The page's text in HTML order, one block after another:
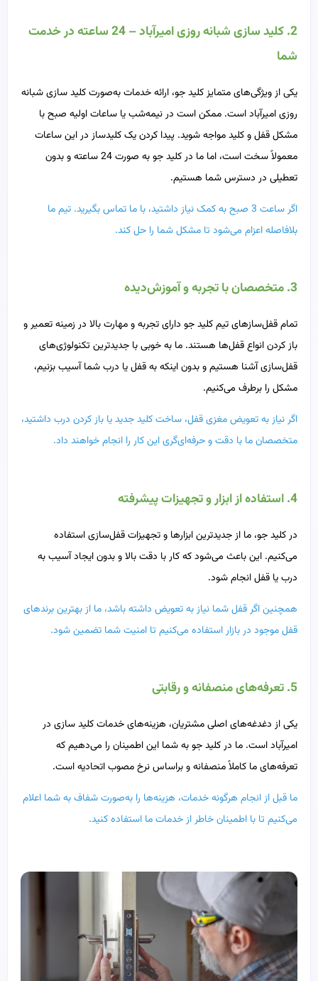
2. کلید سازی شبانه‌ روزی امیرآباد – 24 ساعته در خدمت
شما
یکی از ویژگی‌های متمایز کلید جو، ارائه خدمات به‌صورت کلید سازی شبانه‌
روزی امیرآباد است. ممکن است در نیمه‌شب یا ساعات اولیه صبح با
مشکل قفل و کلید مواجه شوید. پیدا کردن یک کلیدساز در این ساعات
معمولاً سخت است، اما ما در کلید جو به صورت 24 ساعته و بدون
تعطیلی در دسترس شما هستیم.
اگر ساعت 3 صبح به کمک نیاز داشتید، با ما تماس بگیرید. تیم ما
بلافاصله اعزام می‌شود تا مشکل شما را حل کند.
3. متخصصان با تجربه و آموزش‌دیده
تمام قفل‌سازهای تیم کلید جو دارای تجربه و مهارت بالا در زمینه تعمیر و
باز کردن انواع قفل‌ها هستند. ما به خوبی با جدیدترین تکنولوژی‌های
قفل‌سازی آشنا هستیم و بدون اینکه به قفل یا درب شما آسیب بزنیم،
مشکل را برطرف می‌کنیم.
اگر نیاز به تعویض مغزی قفل، ساخت کلید جدید یا باز کردن درب داشتید،
متخصصان ما با دقت و حرفه‌ای‌گری این کار را انجام خواهند داد.
4. استفاده از ابزار و تجهیزات پیشرفته
در کلید جو، ما از جدیدترین ابزارها و تجهیزات قفل‌سازی استفاده
می‌کنیم. این باعث می‌شود که کار با دقت بالا و بدون ایجاد آسیب به
درب یا قفل انجام شود.
همچنین اگر قفل شما نیاز به تعویض داشته باشد، ما از بهترین برندهای
قفل موجود در بازار استفاده می‌کنیم تا امنیت شما تضمین شود.
5. تعرفه‌های منصفانه و رقابتی
یکی از دغدغه‌های اصلی مشتریان، هزینه‌های خدمات کلید سازی در
امیرآباد است. ما در کلید جو به شما این اطمینان را می‌دهیم که
تعرفه‌های ما کاملاً منصفانه و براساس نرخ مصوب اتحادیه است.
ما قبل از انجام هرگونه خدمات، هزینه‌ها را به‌صورت شفاف به شما اعلام
می‌کنیم تا با اطمینان خاطر از خدمات ما استفاده کنید.